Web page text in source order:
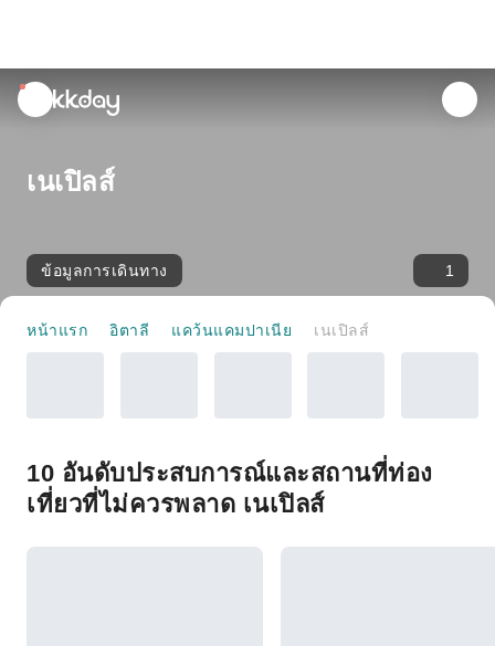
unread
notifications
เนเปิลส์
ข้อมูลการเดินทาง 1
หน้าแรก อิตาลี แคว้นแคมปาเนีย เนเปิลส์
10 อันดับประสบการณ์และสถานที่ท่อง
เที่ยวที่ไม่ควรพลาด เนเปิลส์